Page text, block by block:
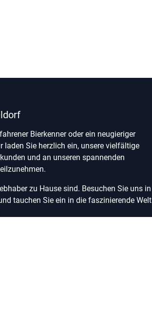
Bierkenner oder ein neugieriger
laden Sie herzlich ein, unsere vielfältige
und an unseren spannenden
zu Hause sind. Besuchen Sie uns in
tauchen Sie ein in die faszinierende Welt